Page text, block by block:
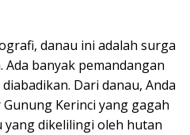
danau ini adalah surga
banyak pemandangan
Dari danau, Anda
Kerinci yang gagah
yang dikelilingi oleh hutan